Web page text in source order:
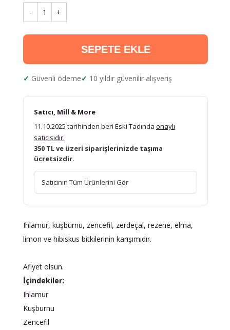
- 1 +
SEPETE EKLE
Güvenli ödeme 10 yıldır güvenilir alışveriş
Satıcı, Mill & More
11.10.2025 tarihinden beri Eski Tadında onaylı
satıcısıdır.
350 TL ve üzeri siparişlerinizde taşıma
ücretsizdir.
Satıcının Tüm Ürünlerini Gör
Ihlamur, kuşburnu, zencefil, zerdeçal, rezene, elma,
limon ve hibiskus bitkilerinin karışımıdır.
Afiyet olsun.
İçindekiler:
Ihlamur
Kuşburnu
Zencefil